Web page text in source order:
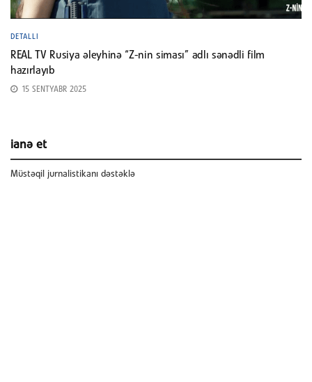
DETALLI
REAL TV Rusiya əleyhinə “Z-nin siması” adlı sənədli film
hazırlayıb
15 SENTYABR 2025
ianə et
Müstəqil jurnalistikanı dəstəklə